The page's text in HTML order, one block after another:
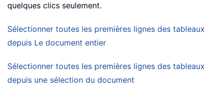
quelques clics seulement.
Sélectionner toutes les premières lignes des tableaux
depuis Le document entier
Sélectionner toutes les premières lignes des tableaux
depuis une sélection du document